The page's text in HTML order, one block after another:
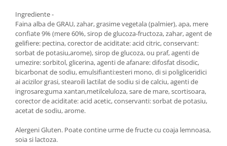
Ingrediente -
Faina alba de GRAU, zahar, grasime vegetala (palmier), apa, mere
confiate 9% (mere 60%, sirop de glucoza-fructoza, zahar, agent de
gelifiere: pectina, corector de aciditate: acid citric, conservant:
sorbat de potasiu,arome), sirop de glucoza, ou praf, agenti de
umezire: sorbitol, glicerina, agenti de afanare: difosfat disodic,
bicarbonat de sodiu, emulsifianti:esteri mono, di si poligliceridici
ai acizilor grasi, stearoili lactilat de sodiu si de calciu, agenti de
ingrosare:guma xantan,metilceluloza, sare de mare, scortisoara,
corector de aciditate: acid acetic, conservanti: sorbat de potasiu,
acetat de sodiu, arome.
Alergeni Gluten. Poate contine urme de fructe cu coaja lemnoasa,
soia si lactoza.